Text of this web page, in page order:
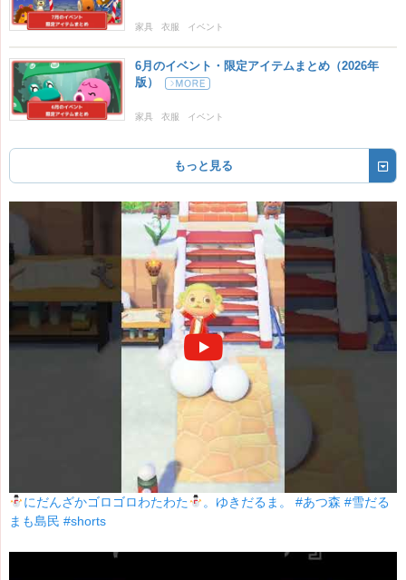
家具 衣服 イベント
6月のイベント・限定アイテムまとめ（2026年
版）
家具 衣服 イベント
もっと見る
にだんざかゴロゴロわたわた
。ゆきだるま。 #あつ森 #雪だる
まも島民 #shorts